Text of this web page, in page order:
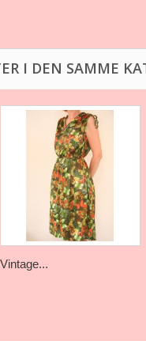
I DEN SAMME
Vintage...